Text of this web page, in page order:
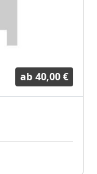
ab 40,00 €